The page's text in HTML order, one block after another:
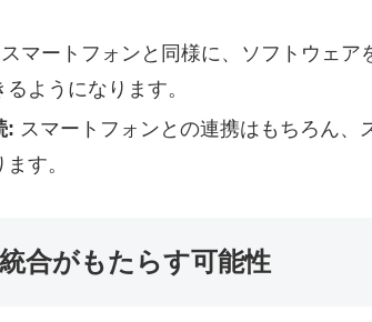
スマートフォンと同様に、ソフトウェア
ようになります。
: スマートフォンとの連携はもちろん、
す。
合がもたらす可能性